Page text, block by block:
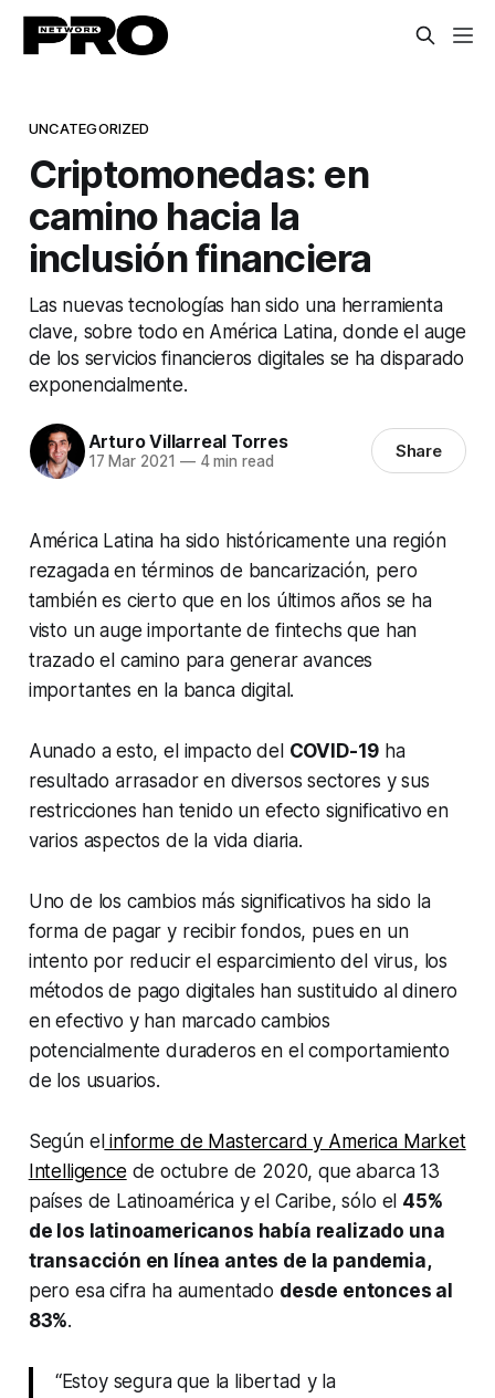
UNCATEGORIZED
Criptomonedas: en
camino hacia la
inclusión financiera
Las nuevas tecnologías han sido una herramienta
clave, sobre todo en América Latina, donde el auge
de los servicios financieros digitales se ha disparado
exponencialmente.
Arturo Villarreal Torres
17 Mar 2021 —4 min read Share
América Latina ha sido históricamente una región
rezagada en términos de bancarización, pero
también es cierto que en los últimos años se ha
visto un auge importante de fintechs que han
trazado el camino para generar avances
importantes en la banca digital.
Aunado a esto, el impacto del COVID-19 ha
resultado arrasador en diversos sectores y sus
restricciones han tenido un efecto significativo en
varios aspectos de la vida diaria.
Uno de los cambios más significativos ha sido la
forma de pagar y recibir fondos, pues en un
intento por reducir el esparcimiento del virus, los
métodos de pago digitales han sustituido al dinero
en efectivo y han marcado cambios
potencialmente duraderos en el comportamiento
de los usuarios.
Según elinforme de Mastercard y America Market
Intelligence de octubre de 2020, que abarca 13
países de Latinoamérica y el Caribe, sólo el 45%
de los latinoamericanos había realizado una
transacción en línea antes de la pandemia,
pero esa cifra ha aumentado desde entonces al
83%.
“Estoy segura que la libertad y la